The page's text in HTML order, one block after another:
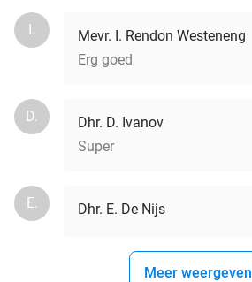
I.
Mevr. I. Rendon Westeneng
Erg goed
D.
Dhr. D. Ivanov
Super
E. Dhr. E. De Nijs
Meer weergeven